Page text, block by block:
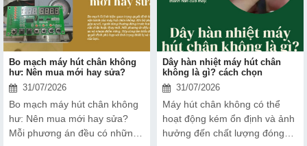
hơn nhé!
Bo mạch máy hút chân không
hư: Nên mua mới hay sửa?
31/07/2026
Bo mạch máy hút chân không
hư: Nên mua mới hay sửa?
Mỗi phương án đều có những
Dây hàn nhiệt máy hút chân
không là gì? cách chọn
31/07/2026
Máy hút chân không có thể
hoạt động kém ổn định và ảnh
hưởng đến chất lượng đóng